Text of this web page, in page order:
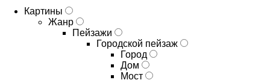
Картины
Жанр
Пейзажи
Городской пейзаж
Город
Дом
Мост